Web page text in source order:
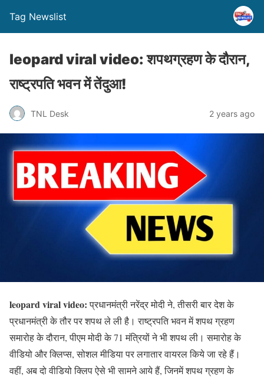
Tag Newslist
leopard viral video: शपथग्रहण के दौरान,
राष्ट्रपति भवन में तेंदुआ!
TNL Desk 2 years ago
leopard viral video:प्रधानमंत्री नरेंद्र मोदी ने, तीसरी बार देश के
प्रधानमंत्री के तौर पर शपथ ले ली है। राष्ट्रपति भवन में शपथ ग्रहण
समारोह के दौरान, पीएम मोदी के 71 मंत्रियों ने भी शपथ ली। समारोह के
वीडियो और क्लिप्स, सोशल मीडिया पर लगातार वायरल किये जा रहे हैं।
वहीं, अब दो वीडियो क्लिप ऐसे भी सामने आये हैं, जिनमें शपथ ग्रहण के